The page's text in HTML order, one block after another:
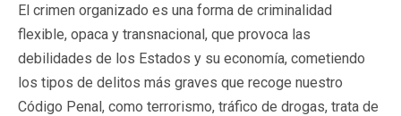
El crimen organizado es una forma de criminalidad
flexible, opaca y transnacional, que provoca las
debilidades de los Estados y su economía, cometiendo
los tipos de delitos más graves que recoge nuestro
Código Penal, como terrorismo, tráfico de drogas, trata de